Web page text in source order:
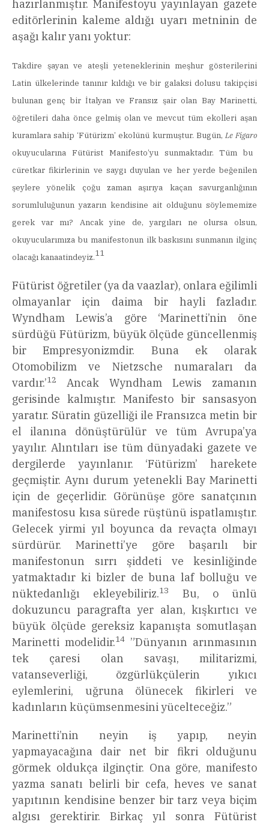
hazırlanmıştır. Manifestoyu yayınlayan gazete
editörlerinin kaleme aldığı uyarı metninin de
aşağı kalır yanı yoktur:
Takdire şayan ve ateşli yeteneklerinin meşhur gösterilerini
Latin ülkelerinde tanınır kıldığı ve bir galaksi dolusu takipçisi
bulunan genç bir İtalyan ve Fransız şair olan Bay Marinetti,
öğretileri daha önce gelmiş olan ve mevcut tüm ekolleri aşan
kuramlara sahip ‘Fütürizm’ ekolünü kurmuştur. Bugün, Le Figaro
okuyucularına Fütürist Manifesto’yu sunmaktadır. Tüm bu
cüretkar fikirlerinin ve saygı duyulan ve her yerde beğenilen
şeylere yönelik çoğu zaman aşırıya kaçan savurganlığının
sorumluluğunun yazarın kendisine ait olduğunu söylememize
gerek var mı? Ancak yine de, yargıları ne olursa olsun,
okuyucularımıza bu manifestonun ilk baskısını sunmanın ilginç
olacağı kanaatindeyiz.11
Fütürist öğretiler (ya da vaazlar), onlara eğilimli
olmayanlar için daima bir hayli fazladır.
Wyndham Lewis’a göre ‘Marinetti’nin öne
sürdüğü Fütürizm, büyük ölçüde güncellenmiş
bir Empresyonizmdir. Buna ek olarak
Otomobilizm ve Nietzsche numaraları da
vardır.’12
Ancak Wyndham Lewis zamanın
gerisinde kalmıştır. Manifesto bir sansasyon
yaratır. Süratin güzelliği ile Fransızca metin bir
el ilanına dönüştürülür ve tüm Avrupa’ya
yayılır. Alıntıları ise tüm dünyadaki gazete ve
dergilerde yayınlanır. ‘Fütürizm’ harekete
geçmiştir. Aynı durum yetenekli Bay Marinetti
için de geçerlidir. Görünüşe göre sanatçının
manifestosu kısa sürede rüştünü ispatlamıştır.
Gelecek yirmi yıl boyunca da revaçta olmayı
sürdürür. Marinetti’ye göre başarılı bir
manifestonun sırrı şiddeti ve kesinliğinde
yatmaktadır ki bizler de buna laf bolluğu ve
nüktedanlığı ekleyebiliriz.13
Bu, o ünlü
dokuzuncu paragrafta yer alan, kışkırtıcı ve
büyük ölçüde gereksiz kapanışta somutlaşan
Marinetti modelidir.14 ”Dünyanın arınmasının
tek çaresi olan savaşı, militarizmi,
vatanseverliği, özgürlükçülerin yıkıcı
eylemlerini, uğruna ölünecek fikirleri ve
kadınların küçümsenmesini yücelteceğiz.”
Marinetti’nin neyin iş yapıp, neyin
yapmayacağına dair net bir fikri olduğunu
görmek oldukça ilginçtir. Ona göre, manifesto
yazma sanatı belirli bir cefa, heves ve sanat
yapıtının kendisine benzer bir tarz veya biçim
algısı gerektirir. Birkaç yıl sonra Fütürist